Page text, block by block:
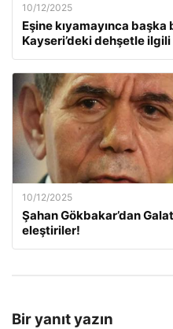
10/12/2025
Eşine kıyamayınca başka
Kayseri’deki dehşetle
10/12/2025
Şahan Gökbakar’dan
eleştiriler!
Bir yanıt yazın